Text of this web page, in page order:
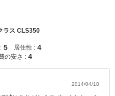
ラス CLS350
5 居住性 : 4
の安さ : 4
2014/04/18